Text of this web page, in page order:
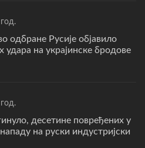
одбране Русије објавило
удара на украјинске бродове
десетине повређених у
на руски индустријски